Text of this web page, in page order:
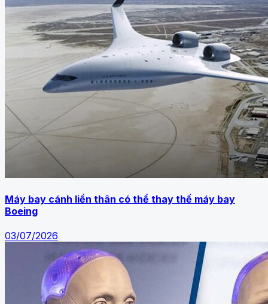
Máy bay cánh liền thân có thể thay thế máy bay
Boeing
03/07/2026